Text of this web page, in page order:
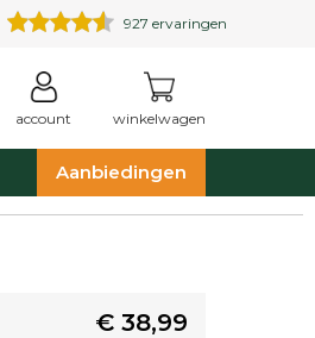
927 ervaringen
account winkelwagen
Aanbiedingen
€ 38,99